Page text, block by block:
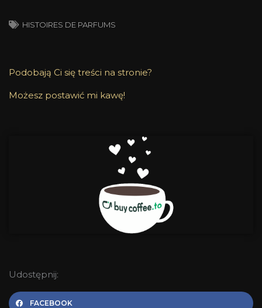
HISTOIRES DE PARFUMS
Podobają Ci się treści na stronie?
Możesz postawić mi kawę!
Udostępnij:
FACEBOOK